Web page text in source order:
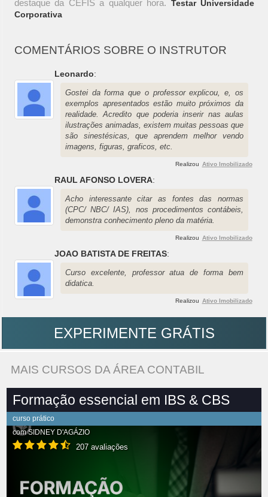
destaque da CEFIS a qualquer hora. Testar Universidade
Corporativa
COMENTÁRIOS SOBRE O INSTRUTOR
Leonardo:
Gostei da forma que o professor explicou, e, os
exemplos apresentados estão muito próximos da
realidade. Acredito que poderia inserir nas aulas
ilustrações animadas, existem muitas pessoas que
são sinestésicas, que aprendem melhor vendo
imagens, figuras, graficos, etc.
Realizou Ativo Imobilizado
RAUL AFONSO LOVERA:
Acho interessante citar as fontes das normas
(CPC/ NBC/ IAS), nos procedimentos contábeis,
demonstra conhecimento pleno da matéria.
Realizou Ativo Imobilizado
JOAO BATISTA DE FREITAS:
Curso excelente, professor atua de forma bem
didatica.
Realizou Ativo Imobilizado
EXPERIMENTE GRÁTIS
MAIS CURSOS DA ÁREA CONTABIL
Formação essencial em IBS & CBS
curso prático
comSIDNEY D'AGÁZIO
207 avaliações